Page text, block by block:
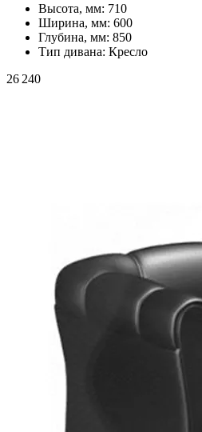
Высота, мм: 710
Ширина, мм: 600
Глубина, мм: 850
Тип дивана: Кресло
26 240